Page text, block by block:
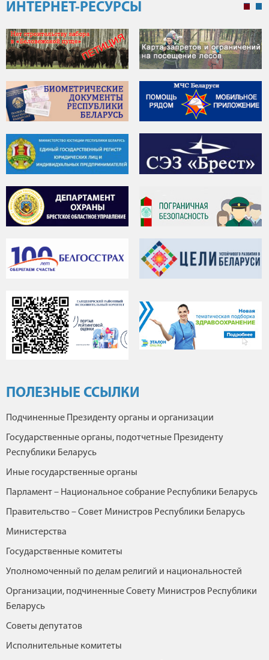
ИНТЕРНЕТ-РЕСУРСЫ
ПОЛЕЗНЫЕ ССЫЛКИ
Подчиненные Президенту органы и организации
Государственные органы, подотчетные Президенту
Республики Беларусь
Иные государственные органы
Парламент – Национальное собрание Республики Беларусь
Правительство – Совет Министров Республики Беларусь
Министерства
Государственные комитеты
Уполномоченный по делам религий и национальностей
Организации, подчиненные Совету Министров Республики
Беларусь
Советы депутатов
Исполнительные комитеты